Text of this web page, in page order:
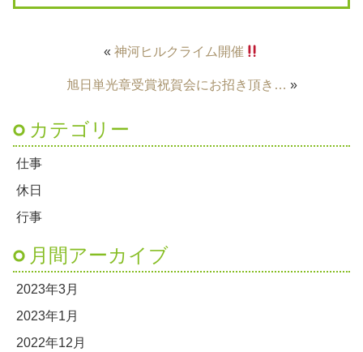
«神河ヒルクライム開催
旭日単光章受賞祝賀会にお招き頂き… »
カテゴリー
仕事
休日
行事
月間アーカイブ
2023年3月
2023年1月
2022年12月